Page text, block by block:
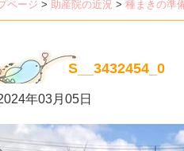
ページ > 助産院の近況 > 種まきの準
S__3432454_0
年03月05日